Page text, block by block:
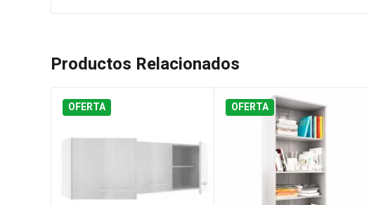
Productos Relacionados
OFERTA OFERTA